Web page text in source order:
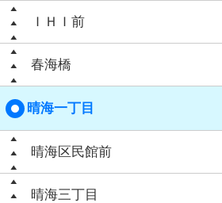
ＩＨＩ前
春海橋
晴海一丁目
晴海区民館前
晴海三丁目